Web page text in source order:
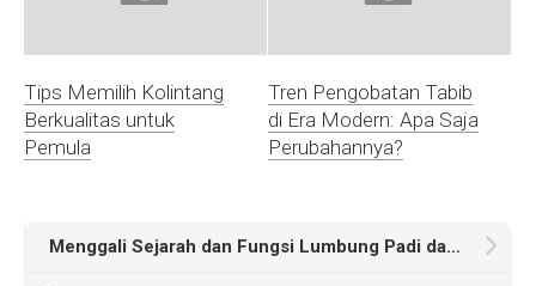
Tips Memilih Kolintang
Berkualitas untuk
Pemula
Tren Pengobatan Tabib
di Era Modern: Apa Saja
Perubahannya?
Menggali Sejarah dan Fungsi Lumbung Padi dalam Pertanian Tradisional